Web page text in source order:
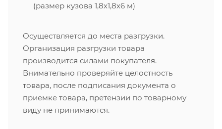
(размер кузова 1,8х1,8х6 м)
Осуществляется до места разгрузки.
Организация разгрузки товара
производится силами покупателя.
Внимательно проверяйте целостность
товара, после подписания документа о
приемке товара, претензии по товарному
виду не принимаются.